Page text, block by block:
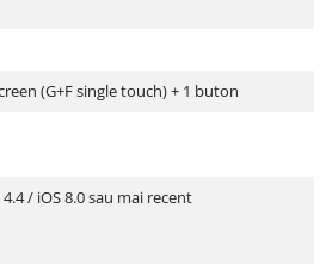
(G+F single touch) + 1 buton
/ iOS 8.0 sau mai recent